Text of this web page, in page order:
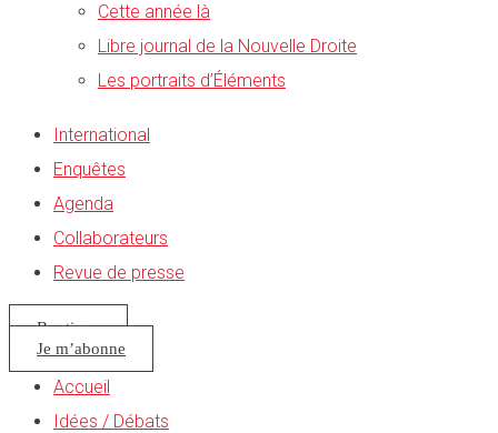
Cette année là
Libre journal de la Nouvelle Droite
Les portraits d’Éléments
International
Enquêtes
Agenda
Collaborateurs
Revue de presse
Boutique
Je m’abonne
Accueil
Idées / Débats